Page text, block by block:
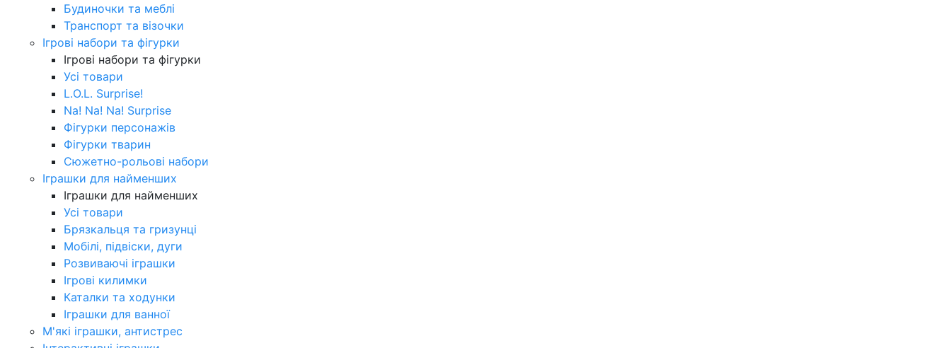
Будиночки та меблі
Транспорт та візочки
Ігрові набори та фігурки
Ігрові набори та фігурки
Усі товари
L.O.L. Surprise!
Na! Na! Na! Surprise
Фігурки персонажів
Фігурки тварин
Сюжетно-рольові набори
Іграшки для найменших
Іграшки для найменших
Усі товари
Брязкальця та гризунці
Мобілі, підвіски, дуги
Розвиваючі іграшки
Ігрові килимки
Каталки та ходунки
Іграшки для ванної
М'які іграшки, антистрес